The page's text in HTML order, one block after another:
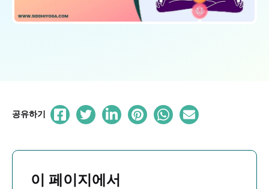
공유하기
이 페이지에서